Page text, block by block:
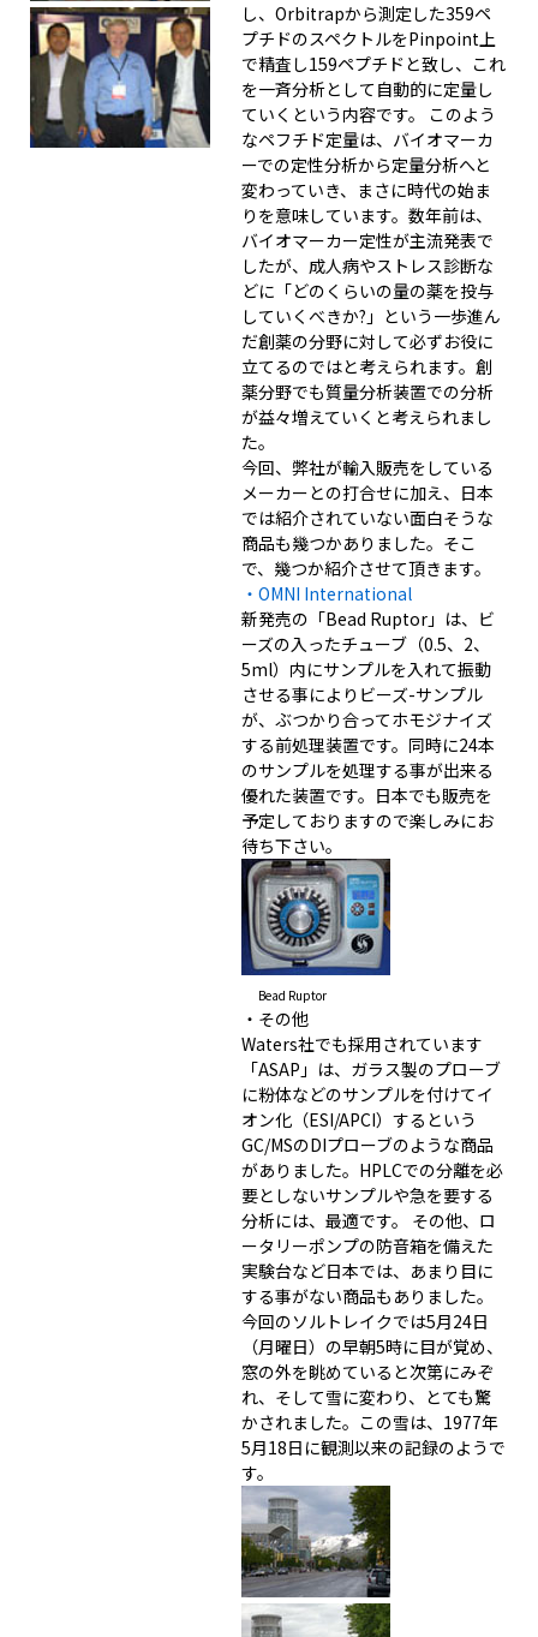
し、Orbitrapから測定した359ペ
プチドのスペクトルをPinpoint上
で精査し159ペプチドと致し、これ
を一斉分析として自動的に定量し
ていくという内容です。 このよう
なペフチド定量は、バイオマーカ
ーでの定性分析から定量分析へと
変わっていき、まさに時代の始ま
りを意味しています。数年前は、
バイオマーカー定性が主流発表で
したが、成人病やストレス診断な
どに「どのくらいの量の薬を投与
していくべきか?」という一歩進ん
だ創薬の分野に対して必ずお役に
立てるのではと考えられます。創
薬分野でも質量分析装置での分析
が益々増えていくと考えられまし
た。
今回、弊社が輸入販売をしている
メーカーとの打合せに加え、日本
では紹介されていない面白そうな
商品も幾つかありました。そこ
で、幾つか紹介させて頂きます。
・OMNI International
新発売の「Bead Ruptor」は、ビ
ーズの入ったチューブ（0.5、2、
5ml）内にサンプルを入れて振動
させる事によりビーズ-サンプル
が、ぶつかり合ってホモジナイズ
する前処理装置です。同時に24本
のサンプルを処理する事が出来る
優れた装置です。日本でも販売を
予定しておりますので楽しみにお
待ち下さい。
Bead Ruptor
・その他
Waters社でも採用されています
「ASAP」は、ガラス製のプローブ
に粉体などのサンプルを付けてイ
オン化（ESI/APCI）するという
GC/MSのDIプローブのような商品
がありました。HPLCでの分離を必
要としないサンプルや急を要する
分析には、最適です。 その他、ロ
ータリーポンプの防音箱を備えた
実験台など日本では、あまり目に
する事がない商品もありました。
今回のソルトレイクでは5月24日
（月曜日）の早朝5時に目が覚め、
窓の外を眺めていると次第にみぞ
れ、そして雪に変わり、とても驚
かされました。この雪は、1977年
5月18日に観測以来の記録のようで
す。